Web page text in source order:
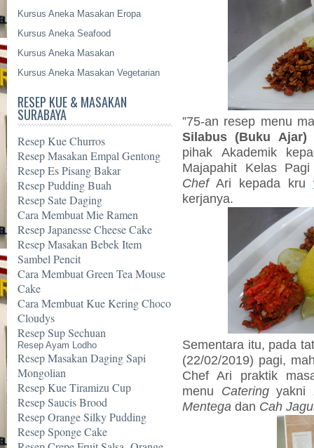
Kursus Aneka Masakan Eropa
Kursus Aneka Seafood
Kursus Aneka Masakan
Kursus Aneka Masakan Vegetarian
RESEP KUE & MASAKAN
SURABAYA
Resep Kue Churros
Resep Masakan Empal Gentong
Resep Es Pisang Bakar
Resep Pudding Buah
Resep Sate Daging
Cara Membuat Mie Ramen
Resep Japanesse Cheese Cake
Resep Masakan Bebek Item
Sambel Pencit
Cara Membuat Green Tea Mouse
Cake
Cara Membuat Kue Kering Choco
Cloudys
Resep Sup Sechuan
Resep Ayam Lodho
Resep Masakan Daging Sapi
Mongolian
Resep Kue Tiramizu Cup
Resep Saucis Brood
Resep Orange Silky Pudding
Resep Sponge Cake
”75-an resep menu
Silabus (Buku Ajar)
pihak Akademik
Majapahit Kelas
ChefAri kepada kru
kerjanya.
Sementara itu, pada
(22/02/2019) pagi,
Chef Ari praktik
menu Cateringyakni
Mentega dan Cah